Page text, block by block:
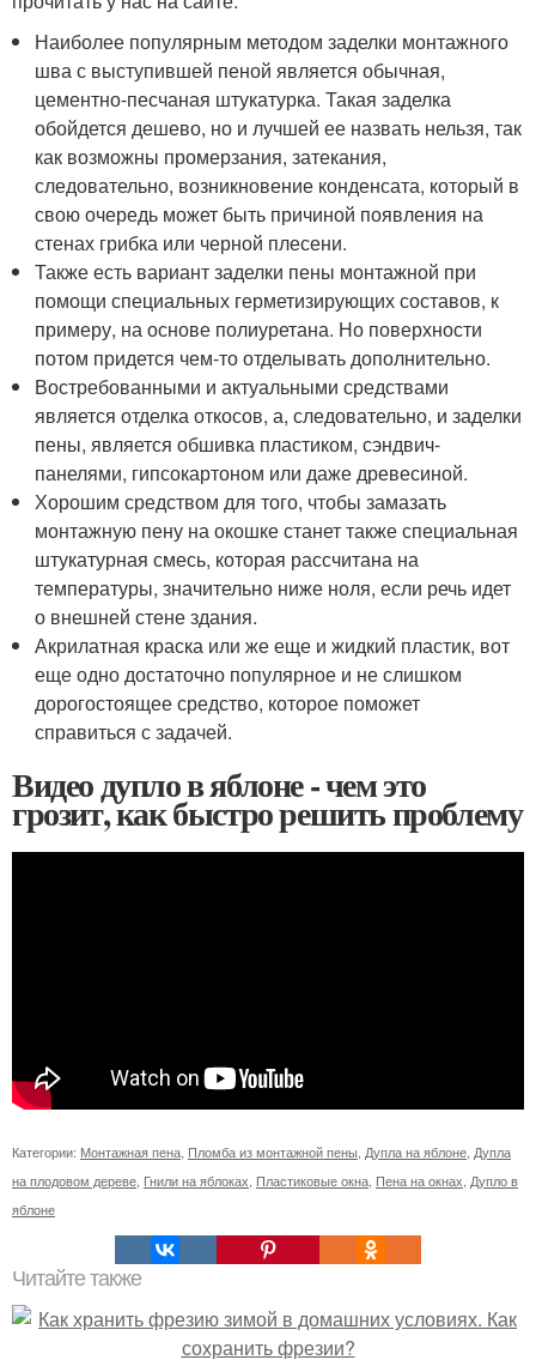
Наиболее популярным методом заделки монтажного
шва с выступившей пеной является обычная,
цементно-песчаная штукатурка. Такая заделка
обойдется дешево, но и лучшей ее назвать нельзя, так
как возможны промерзания, затекания,
следовательно, возникновение конденсата, который в
свою очередь может быть причиной появления на
стенах грибка или черной плесени.
Также есть вариант заделки пены монтажной при
помощи специальных герметизирующих составов, к
примеру, на основе полиуретана. Но поверхности
потом придется чем-то отделывать дополнительно.
Востребованными и актуальными средствами
является отделка откосов, а, следовательно, и заделки
пены, является обшивка пластиком, сэндвич-
панелями, гипсокартоном или даже древесиной.
Хорошим средством для того, чтобы замазать
монтажную пену на окошке станет также специальная
штукатурная смесь, которая рассчитана на
температуры, значительно ниже ноля, если речь идет
о внешней стене здания.
Акрилатная краска или же еще и жидкий пластик, вот
еще одно достаточно популярное и не слишком
дорогостоящее средство, которое поможет
справиться с задачей.
Видео дупло в яблоне - чем это
грозит, как быстро решить проблему
Категории: Монтажная пена Пломба из монтажной пены Дупла на яблоне Дупла
на плодовом дереве Гнили на яблоках Пластиковые окна Пена на окнах Дупло в
яблоне
Читайте также